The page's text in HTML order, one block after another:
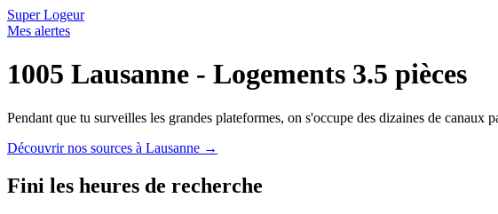
Super Logeur
Mes alertes
1005 Lausanne - Logements 3.5 pièces
Pendant que tu surveilles les grandes plateformes, on s'occupe des dizaines de canaux
Découvrir nos sources à Lausanne →
Fini les heures de recherche